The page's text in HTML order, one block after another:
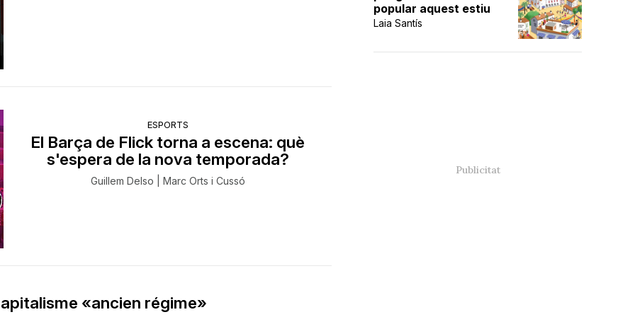
ESPORTS
El Barça de Flick torna a escena: què
s'espera de la nova temporada?
Guillem Delso | Marc Orts i Cussó
«ancien régime»
popular aquest estiu
Laia Santís